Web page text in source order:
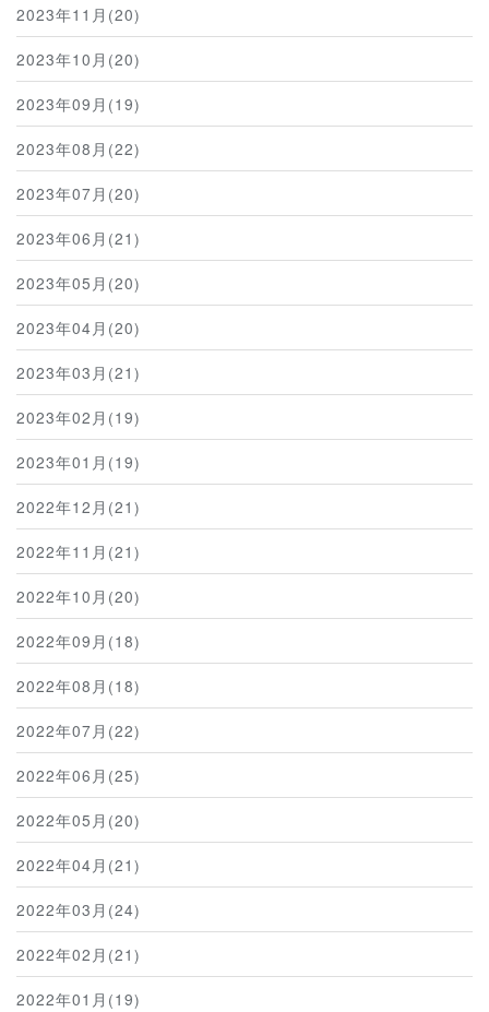
2023年11月(20)
2023年10月(20)
2023年09月(19)
2023年08月(22)
2023年07月(20)
2023年06月(21)
2023年05月(20)
2023年04月(20)
2023年03月(21)
2023年02月(19)
2023年01月(19)
2022年12月(21)
2022年11月(21)
2022年10月(20)
2022年09月(18)
2022年08月(18)
2022年07月(22)
2022年06月(25)
2022年05月(20)
2022年04月(21)
2022年03月(24)
2022年02月(21)
2022年01月(19)